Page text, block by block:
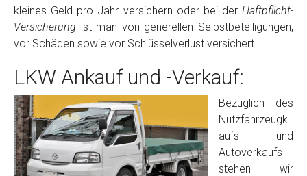
kleines Geld pro Jahr versichern oder bei der Haftpflicht-
Versicherung ist man von generellen Selbstbeteiligungen,
vor Schäden sowie vor Schlüsselverlust versichert.
LKW Ankauf und -Verkauf:
Bezüglich des
Nutzfahrzeugk
aufs und
Autoverkaufs
stehen wir